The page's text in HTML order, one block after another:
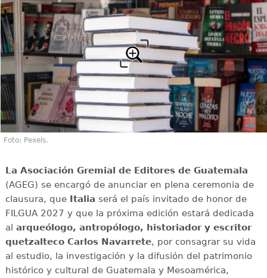
Foto: Pexels.
La Asociación Gremial de Editores de Guatemala
(AGEG) se encargó de anunciar en plena ceremonia de
clausura, queItalia será el país invitado de honor de
FILGUA 2027 y que la próxima edición estará dedicada
al arqueólogo, antropólogo, historiador y escritor
quetzalteco Carlos Navarrete, por consagrar su vida
al estudio, la investigación y la difusión del patrimonio
histórico y cultural de Guatemala y Mesoamérica,